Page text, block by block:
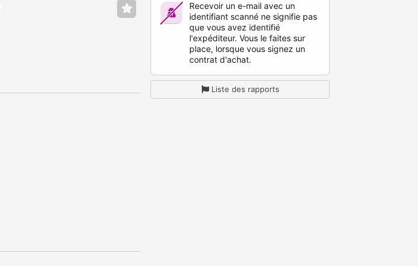
Recevoir un e-mail avec un
identifiant scanné ne signifie pas
que vous avez identifié
l'expéditeur. Vous le faites sur
place, lorsque vous signez un
contrat d'achat.
Liste des rapports